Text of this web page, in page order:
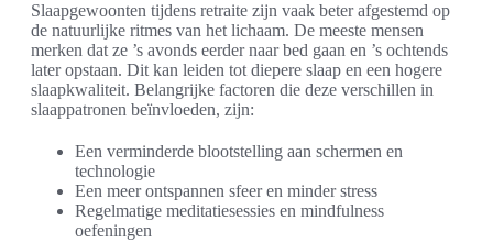
Slaapgewoonten tijdens retraite zijn vaak beter afgestemd op
de natuurlijke ritmes van het lichaam. De meeste mensen
merken dat ze ’s avonds eerder naar bed gaan en ’s ochtends
later opstaan. Dit kan leiden tot diepere slaap en een hogere
slaapkwaliteit. Belangrijke factoren die deze verschillen in
slaappatronen beïnvloeden, zijn:
Een verminderde blootstelling aan schermen en
technologie
Een meer ontspannen sfeer en minder stress
Regelmatige meditatiesessies en mindfulness
oefeningen